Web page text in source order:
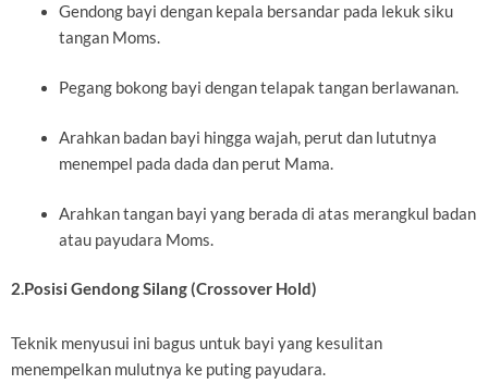
Gendong bayi dengan kepala bersandar pada lekuk siku
tangan Moms.
Pegang bokong bayi dengan telapak tangan berlawanan.
Arahkan badan bayi hingga wajah, perut dan lututnya
menempel pada dada dan perut Mama.
Arahkan tangan bayi yang berada di atas merangkul badan
atau payudara Moms.
2.Posisi Gendong Silang (Crossover Hold)
Teknik menyusui ini bagus untuk bayi yang kesulitan
menempelkan mulutnya ke puting payudara.